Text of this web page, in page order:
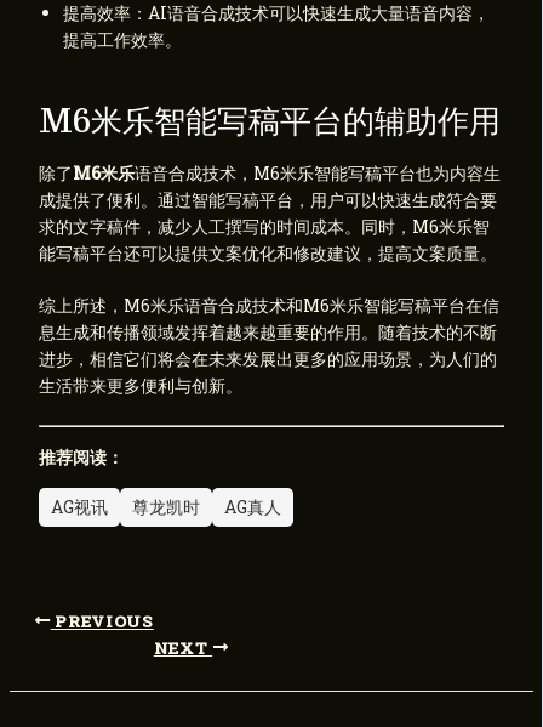
提高效率：AI语音合成技术可以快速生成大量语音内容，
提高工作效率。
M6米乐智能写稿平台的辅助作用
除了M6米乐语音合成技术，M6米乐智能写稿平台也为内容生
成提供了便利。通过智能写稿平台，用户可以快速生成符合要
求的文字稿件，减少人工撰写的时间成本。同时，M6米乐智
能写稿平台还可以提供文案优化和修改建议，提高文案质量。
综上所述，M6米乐语音合成技术和M6米乐智能写稿平台在信
息生成和传播领域发挥着越来越重要的作用。随着技术的不断
进步，相信它们将会在未来发展出更多的应用场景，为人们的
生活带来更多便利与创新。
推荐阅读：
AG视讯 尊龙凯时 AG真人
PREVIOUS
NEXT